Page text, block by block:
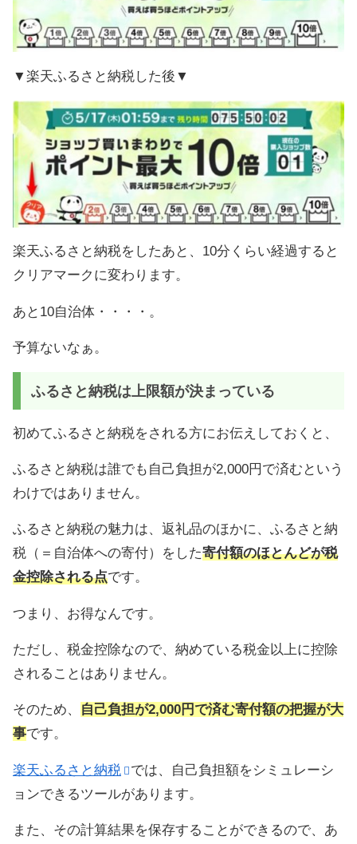
▼楽天ふるさと納税した後▼
楽天ふるさと納税をしたあと、10分くらい経過すると
クリアマークに変わります。
あと10自治体・・・・。
予算ないなぁ。
ふるさと納税は上限額が決まっている
初めてふるさと納税をされる方にお伝えしておくと、
ふるさと納税は誰でも自己負担が2,000円で済むという
わけではありません。
ふるさと納税の魅力は、返礼品のほかに、ふるさと納
税（＝自治体への寄付）をした寄付額のほとんどが税
金控除される点です。
つまり、お得なんです。
ただし、税金控除なので、納めている税金以上に控除
されることはありません。
そのため、
自己負担が2,000円で済む寄付額の把握が大
事です。
楽天ふるさと納税
では、自己負担額をシミュレーシ
ョンできるツールがあります。
また、その計算結果を保存することができるので、あ